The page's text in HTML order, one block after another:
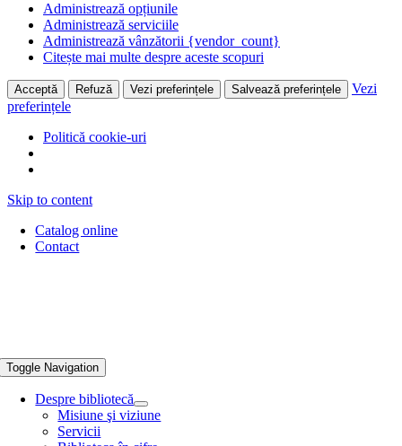
Administrează opțiunile
Administrează serviciile
Administrează vânzătorii {vendor_count}
Citește mai multe despre aceste scopuri
Acceptă Refuză Vezi preferințele Salvează preferințele
Vezi
preferințele
Politică cookie-uri
Skip to content
Catalog online
Contact
Toggle Navigation
Despre bibliotecă
Misiune şi viziune
Servicii